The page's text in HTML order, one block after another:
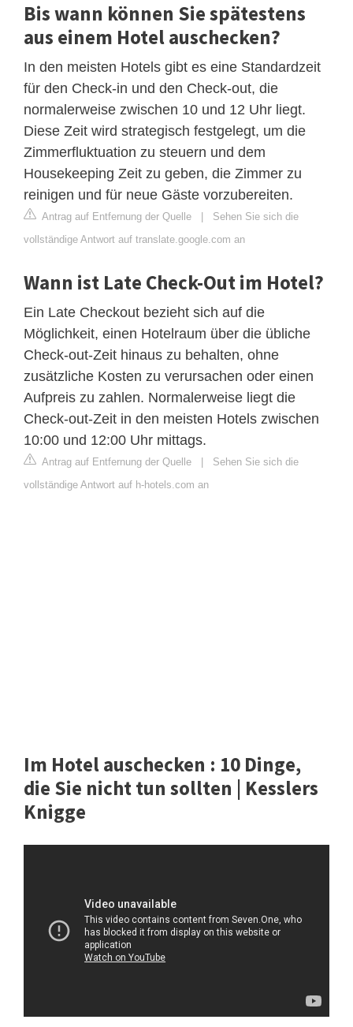
Bis wann können Sie spätestens
aus einem Hotel auschecken?
In den meisten Hotels gibt es eine Standardzeit
für den Check-in und den Check-out, die
normalerweise zwischen 10 und 12 Uhr liegt.
Diese Zeit wird strategisch festgelegt, um die
Zimmerfluktuation zu steuern und dem
Housekeeping Zeit zu geben, die Zimmer zu
reinigen und für neue Gäste vorzubereiten.
Antrag auf Entfernung der Quelle
Sehen Sie sich die
vollständige Antwort auf translate.google.com an
Wann ist Late Check-Out im Hotel?
Ein Late Checkout bezieht sich auf die
Möglichkeit, einen Hotelraum über die übliche
Check-out-Zeit hinaus zu behalten, ohne
zusätzliche Kosten zu verursachen oder einen
Aufpreis zu zahlen. Normalerweise liegt die
Check-out-Zeit in den meisten Hotels zwischen
10:00 und 12:00 Uhr mittags.
Antrag auf Entfernung der Quelle
Sehen Sie sich die
vollständige Antwort auf h-hotels.com an
Im Hotel auschecken : 10 Dinge,
die Sie nicht tun sollten | Kesslers
Knigge